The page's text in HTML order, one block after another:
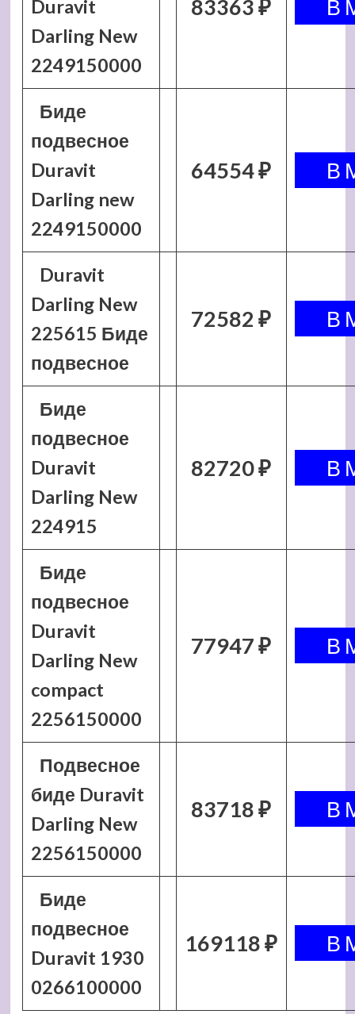
Duravit
Darling New
2249150000
83363 ₽
Биде
подвесное
Duravit
Darling new
2249150000
64554 ₽
Duravit
Darling New
225615 Биде
подвесное
72582 ₽
Биде
подвесное
Duravit
Darling New
224915
82720 ₽
Биде
подвесное
Duravit
Darling New
compact
2256150000
77947 ₽
Подвесное
биде Duravit
Darling New
2256150000
83718 ₽
Биде
подвесное
Duravit 1930
0266100000
169118 ₽